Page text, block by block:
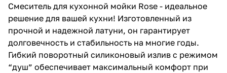
Смеситель для кухонной мойки Rose - идеальное
решение для вашей кухни! Изготовленный из
прочной и надежной латуни, он гарантирует
долговечность и стабильность на многие годы.
Гибкий поворотный силиконовый излив с режимом
“душ” обеспечивает максимальный комфорт при